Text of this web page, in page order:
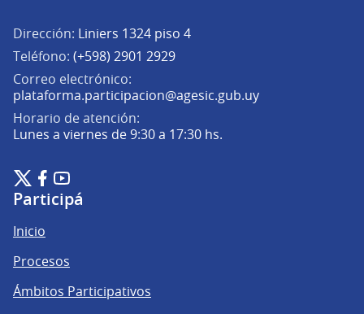
Dirección: Liniers 1324 piso 4
Teléfono: (+598) 2901 2929
Correo electrónico:
plataforma.participacion@agesic.gub.uy(Abrir en una
Horario de atención:
Lunes a viernes de 9:30 a 17:30 hs.
Plataforma de Participación Ciudadana Digital en X
(Enlace externo)
Plataforma de Participación Ciudadana Digital en Facebook
(Enlace externo)
Plataforma de Participación Ciudadana Digital en
(Enlace externo)
Participá
Inicio
Procesos
Ámbitos Participativos